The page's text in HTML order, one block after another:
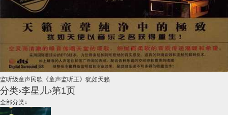
监听级童声民歌《童声监听王》犹如天籁
分类›李星儿›第1页
全部分类↓